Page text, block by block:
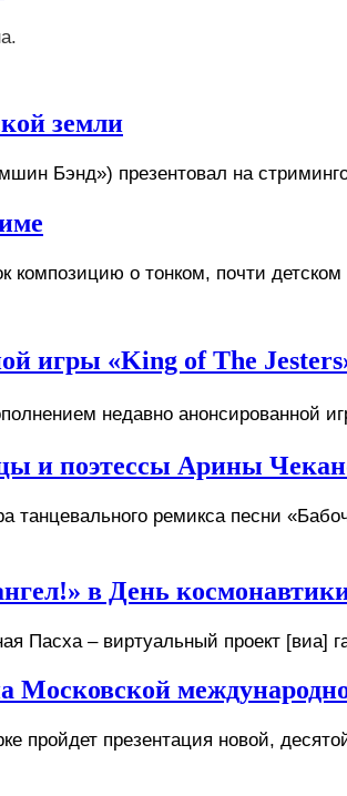
земли
Бэнд») презентовал на
о тонком, почти
игры «King of The
недавно анонсированной
и поэтессы Арины
ремикса песни
в День
Пасха – виртуальный проект [виа]
Московской
пройдет презентация новой,